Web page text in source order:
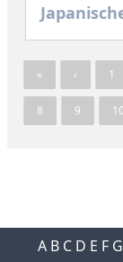
« ‹ 1
8 9 10
A B C D E F G